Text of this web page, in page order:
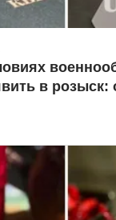
в розыск: